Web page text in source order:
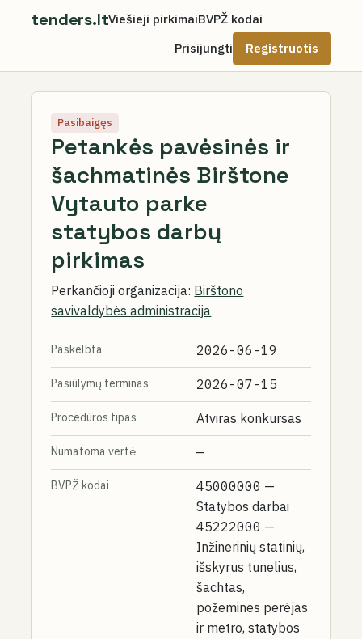
tenders.ltViešieji pirkimaiBVPŽ kodai
Prisijungti
Registruotis
Pasibaigęs
Petankės pavėsinės ir
šachmatinės Birštone
Vytauto parke
statybos darbų
pirkimas
Perkančioji organizacija: Birštono
savivaldybės administracija
Paskelbta 2026-06-19
Pasiūlymų terminas 2026-07-15
Procedūros tipas Atviras konkursas
Numatoma vertė —
BVPŽ kodai 45000000 —
Statybos darbai
45222000 —
Inžinerinių statinių,
išskyrus tunelius,
šachtas,
požemines perėjas
ir metro, statybos